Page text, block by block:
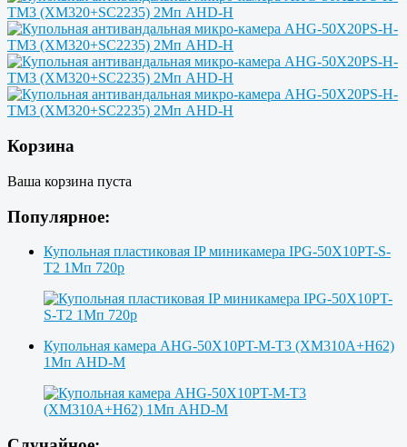
Корзина
Ваша корзина пуста
Популярное:
Купольная пластиковая IP миникамера IPG-50X10PT-S-
T2 1Мп 720p
Купольная камера AHG-50X10PT-M-T3 (XM310A+H62)
1Мп AHD-M